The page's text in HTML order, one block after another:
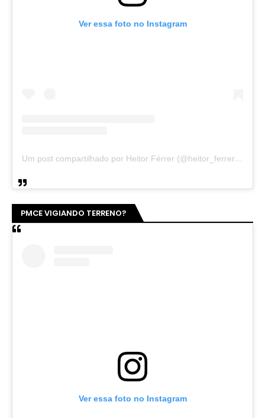
Ver essa foto no Instagram
Um post compartilhado por Heitor Férrer (@heitor_ferrer77)
PMCE VIGIANDO TERRENO?
Ver essa foto no Instagram